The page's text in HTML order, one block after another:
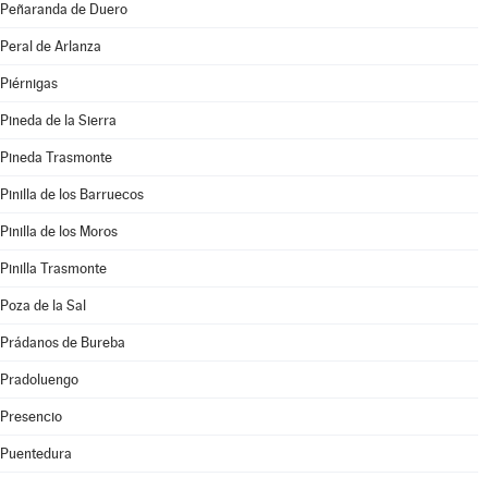
Peñaranda de Duero
Peral de Arlanza
Piérnigas
Pineda de la Sierra
Pineda Trasmonte
Pinilla de los Barruecos
Pinilla de los Moros
Pinilla Trasmonte
Poza de la Sal
Prádanos de Bureba
Pradoluengo
Presencio
Puentedura